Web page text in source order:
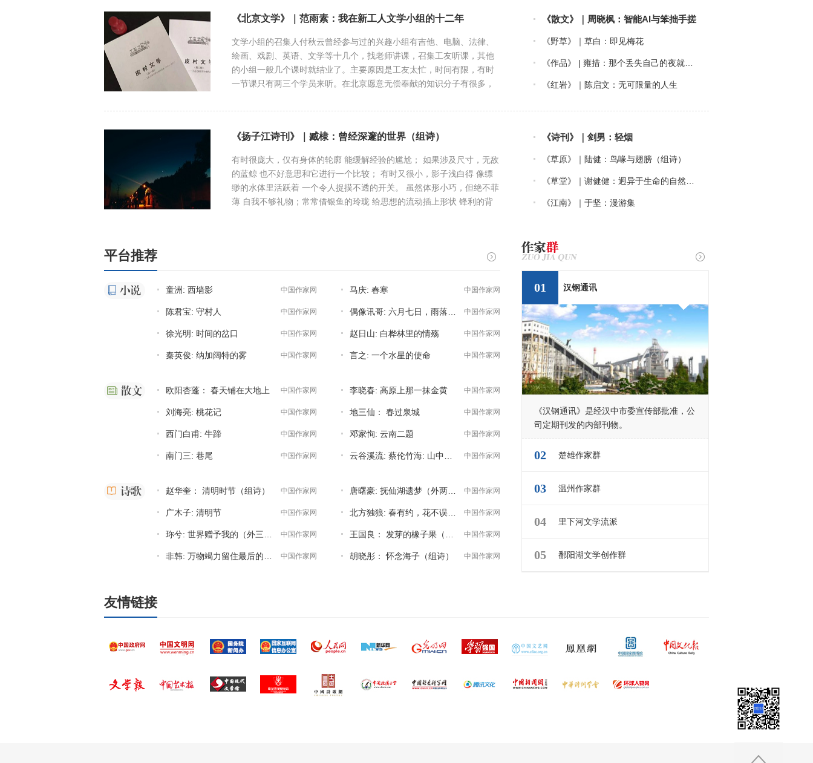
《北京文学》｜范雨素：我在新工人文学小组的十二年
文学小组的召集人付秋云曾经参与过的兴趣小组有吉他、电脑、法律、
绘画、戏剧、英语、文学等十几个，找老师讲课，召集工友听课，其他
的小组一般几个课时就结业了。主要原因是工友太忙，时间有限，有时
一节课只有两三个学员来听。在北京愿意无偿奉献的知识分子有很多，
《散文》｜周晓枫：智能AI与笨拙手搓
《野草》｜草白：即见梅花
《作品》 | 雍措：那个丢失自己的夜就在昨天
《红岩》｜陈启文：无可限量的人生
《扬子江诗刊》｜臧棣：曾经深邃的世界（组诗）
有时很庞大，仅有身体的轮廓 能缓解经验的尴尬； 如果涉及尺寸，无敌
的蓝鲸 也不好意思和它进行一个比较； 有时又很小，影子浅白得 像缥
缈的水体里活跃着 一个令人捉摸不透的开关。 虽然体形小巧，但绝不菲
薄 自我不够礼物；常常借银鱼的玲珑 给思想的流动插上形状 锋利的背
《诗刊》｜剑男：轻烟
《草原》｜陆健：鸟喙与翅膀（组诗）
《草堂》｜谢健健：迥异于生命的自然诗篇（组诗）
《江南》｜于坚：漫游集
平台推荐
中国作家网
童洲: 西墙影 中国作家网
马庆: 春寒
中国作家网
陈君宝: 守村人 中国作家网
中国作家网
徐光明: 时间的岔口 中国作家网
赵日山: 白桦林里的情殇
中国作家网
秦英俊: 纳加阔特的雾 中国作家网
言之: 一个水星的使命
中国作家网
欧阳杏蓬： 春天铺在大地上 中国作家网
李晓春: 高原上那一抹金黄
中国作家网
刘海亮: 桃花记 中国作家网
地三仙： 春过泉城
中国作家网
西门白甫: 牛蹄 中国作家网
邓家恂: 云南二题
中国作家网
南门三: 巷尾 中国作家网
中国作家网
赵华奎： 清明时节（组诗） 中国作家网
唐曙豪: 抚仙湖遗梦（外两首）
中国作家网
广木子: 清明节 中国作家网
北方独狼: 春有约，花不误（组诗）
中国作家网 中国作家网
中国作家网 中国作家网
胡晓彤： 怀念海子（组诗）
01 汉钢通讯
《汉钢通讯》是经汉中市委宣传部批准，公
司定期刊发的内部刊物。
02 楚雄作家群
03 温州作家群
04 里下河文学流派
05 鄱阳湖文学创作群
友情链接